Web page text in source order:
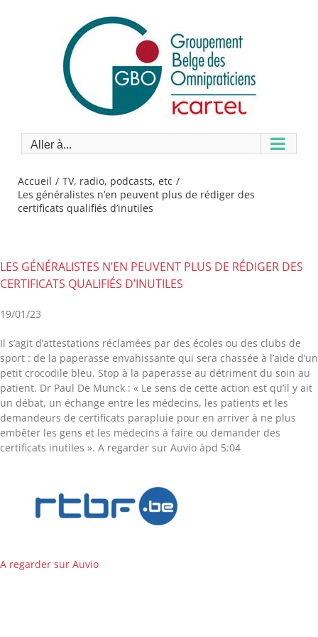
Aller à...
Accueil
TV, radio, podcasts, etc
Les généralistes n’en peuvent plus de rédiger des
certificats qualifiés d’inutiles
LES GÉNÉRALISTES N’EN PEUVENT PLUS DE RÉDIGER DES
CERTIFICATS QUALIFIÉS D’INUTILES
19/01/23
Il s’agit d’attestations réclamées par des écoles ou des clubs de
sport : de la paperasse envahissante qui sera chassée à l’aide d’un
petit crocodile bleu. Stop à la paperasse au détriment du soin au
patient. Dr Paul De Munck : « Le sens de cette action est qu’il y ait
un débat, un échange entre les médecins, les patients et les
demandeurs de certificats parapluie pour en arriver à ne plus
embêter les gens et les médecins à faire ou demander des
certificats inutiles ». A regarder sur Auvio àpd 5:04
A regarder sur Auvio